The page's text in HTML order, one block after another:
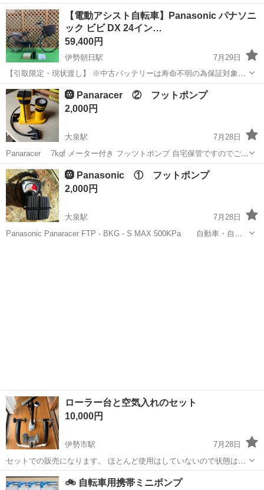
可/土日祝休み/日払いOK/即日スタートOK <給与> 時給1600円～2100
円 <勤務地> 三重県 伊賀市 「社員を企業に派遣して終わり」ではあり
ません/ 就業...
アルバイト・パート
【電動アシスト自転車】Panasonic パナソニ
ック ビビ DX 24イン…
59,400円
伊勢朝日駅
7月29日
【引取限定・現状渡し】 ※中古バッテリーは寿命不明の為保証対象外
です メーカー：Panasonic パナソニック モデル名：ビビ DX 電動アシ
スト自転車 ・2020年モデル ・ランプ5点...
三重 三重郡 伊勢朝日駅 電動アシスト自転車
🛞 Panaracer ② フットポンプ
2,000円
大泉駅
7月28日
Panaracer 7kgf メーター付き フッツトポンプ 自宅保管ですのでご理
解下さい。
三重 いなべ市 その他 Panaracer
🛞 Panasonic ① フットポンプ
2,000円
大泉駅
7月28日
Panasonic Panaracer FTP - BKG - S MAX 500KPa 自動車・自転
ローラー台と空気入れのセット
10,000円
伊勢市駅
7月28日
セットでの販売になります。 ほとんど使用はしていないので状態は良
好です。
三重 伊勢市 伊勢市駅 自転車
🚲 自転車用携帯ミニポンプ